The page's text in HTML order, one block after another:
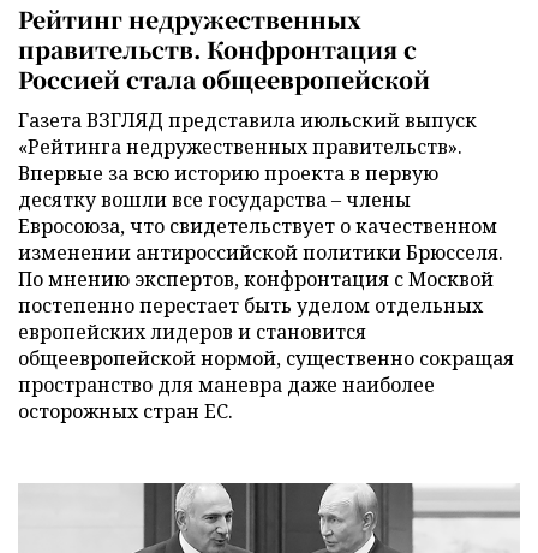
Рейтинг недружественных
правительств. Конфронтация с
Россией стала общеевропейской
Газета ВЗГЛЯД представила июльский выпуск
«Рейтинга недружественных правительств».
Впервые за всю историю проекта в первую
десятку вошли все государства – члены
Евросоюза, что свидетельствует о качественном
изменении антироссийской политики Брюсселя.
По мнению экспертов, конфронтация с Москвой
постепенно перестает быть уделом отдельных
европейских лидеров и становится
общеевропейской нормой, существенно сокращая
пространство для маневра даже наиболее
осторожных стран ЕС.